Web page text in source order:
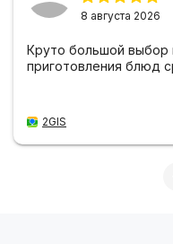
8 августа 2026
Круто большой выбор
приготовления блюд
2GIS